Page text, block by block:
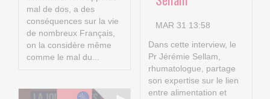
mal de dos, a des
conséquences sur la vie
de nombreux Français,
on la considère même
comme le mal du...
MAR 31 13:58
Dans cette interview, le
Pr Jérémie Sellam,
rhumatologue, partage
son expertise sur le lien
entre alimentation et